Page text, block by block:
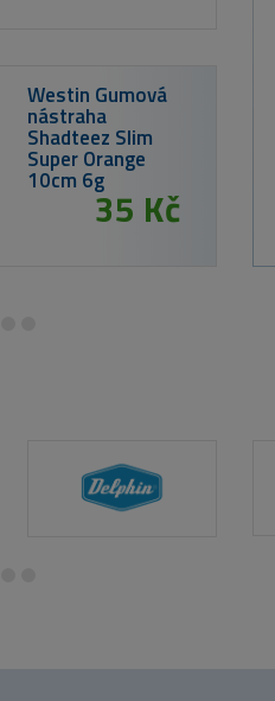
6 299 Kč
Mikado prut Sky Dream
2 díly